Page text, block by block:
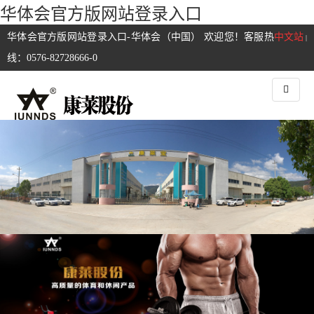
华体会官方版网站登录入口
中文站 |
华体会官方版网站登录入口-华体会（中国） 欢迎您！客服热
线：0576-82728666-0